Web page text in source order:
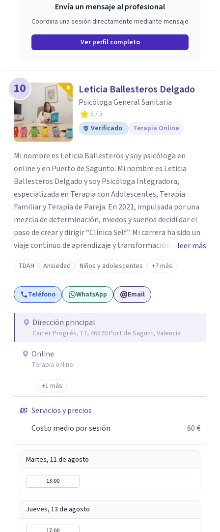
Envía un mensaje al profesional
Coordina una sesión directamente mediante mensaje
Ver perfil completo
10 Leticia Ballesteros Delgado
Psicóloga General Sanitaria
5 / 5
Verificado
Terapia Online
Mi nombre es Leticia Ballesteros y soy psicóloga en
online y en Puerto de Sagunto. Mi nombre es Leticia
Ballesteros Delgado y soy Psicóloga Integradora,
especializada en Terapia con Adolescentes, Terapia
Familiar y Terapia de Pareja. En 2021, impulsada por una
mezcla de determinación, miedos y sueños decidí dar el
paso de crear y dirigir “Clínica Self”. Mi carrera ha sido un
viaje continuo de aprendizaje y transformación,
moldeado por másters, especializaciones y experiencias
que han reafirmado mi verdadera vocación: acompañar a
familias y adolescentes en sus momentos más cruciales,
guiándolos hacia relaciones más saludables y un
leer más
TDAH Ansiedad Niños y adolescentes +7 más
Teléfono WhatsApp Email
Dirección principal
Carrer Progrés, 17, 46520 Port de Sagunt, Valencia
Online
Terapia online
+1 más
Servicios y precios
Costo medio por sesión
60 €
Martes, 11 de agosto
13:00
Jueves, 13 de agosto